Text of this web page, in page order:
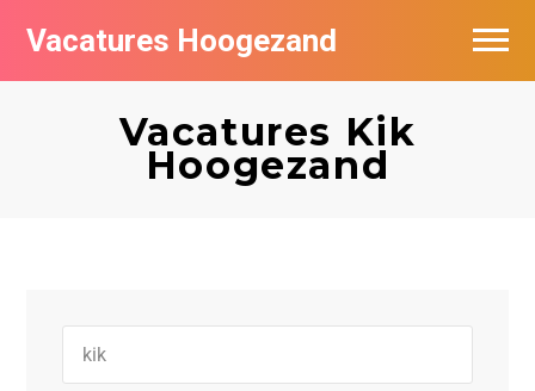
Vacatures Hoogezand
Vacatures Kik
Hoogezand
Vacatures per bedrijf